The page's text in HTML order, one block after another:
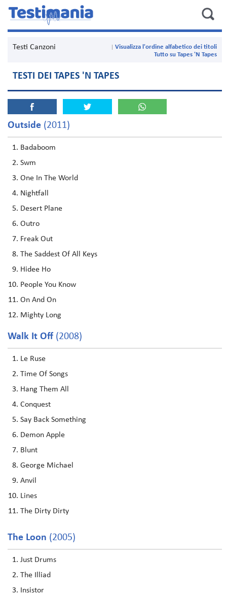
Testi Canzoni
Visualizza l'ordine alfabetico dei titoli
Tutto su Tapes 'N Tapes
TESTI DEI TAPES 'N TAPES
Outside (2011)
Badaboom
Swm
One In The World
Nightfall
Desert Plane
Outro
Freak Out
The Saddest Of All Keys
Hidee Ho
People You Know
On And On
Mighty Long
Walk It Off (2008)
Le Ruse
Time Of Songs
Hang Them All
Conquest
Say Back Something
Demon Apple
Blunt
George Michael
Anvil
Lines
The Dirty Dirty
The Loon (2005)
Just Drums
The Illiad
Insistor